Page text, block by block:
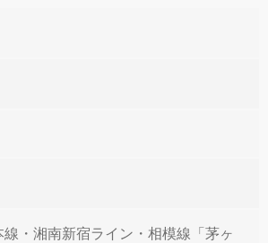
・湘南新宿ライン・相模線「茅ヶ